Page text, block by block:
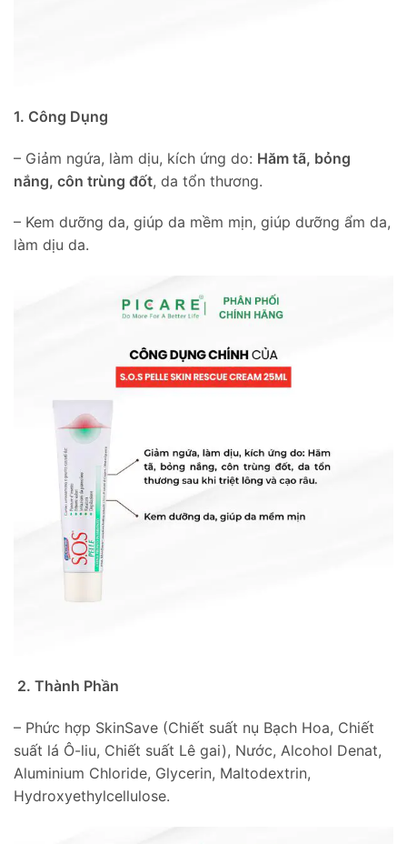
1. Công Dụng
– Giảm ngứa, làm dịu, kích ứng do: Hăm tã, bỏng
nắng, côn trùng đốt, da tổn thương.
– Kem dưỡng da, giúp da mềm mịn, giúp dưỡng ẩm da,
làm dịu da.
2. Thành Phần
– Phức hợp SkinSave (Chiết suất nụ Bạch Hoa, Chiết
suất lá Ô-liu, Chiết suất Lê gai), Nước, Alcohol Denat,
Aluminium Chloride, Glycerin, Maltodextrin,
Hydroxyethylcellulose.